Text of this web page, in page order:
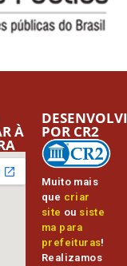
À
Muito mais
que criar
site ou siste
ma para
prefeituras!
Realizamos
POR CR2